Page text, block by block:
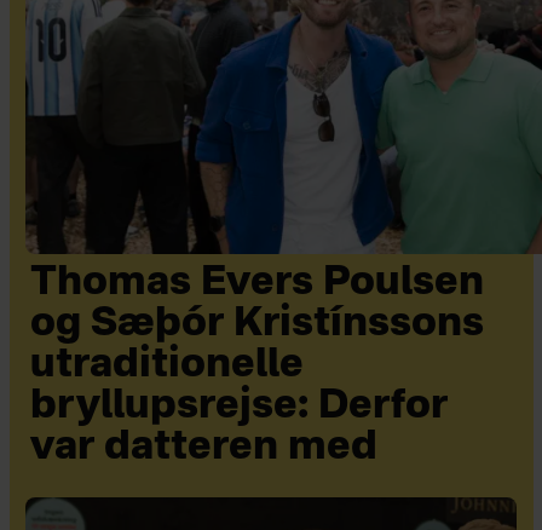
Thomas Evers Poulsen
og Sæþór Kristínssons
utraditionelle
bryllupsrejse: Derfor
var datteren med